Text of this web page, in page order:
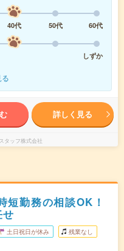
40代 50代
60代
しずか
詳しく見る
タッフ株式会社
短勤務の相談OK！
土日祝日が休み 残業なし